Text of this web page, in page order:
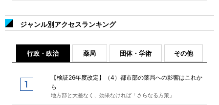
ジャンル別アクセスランキング
行政・政治 薬局 団体・学術 その他
【検証26年度改定】（4）都市部の薬局への影響はこれか
ら
地方部と大差なく、効果なければ「さらなる方策」